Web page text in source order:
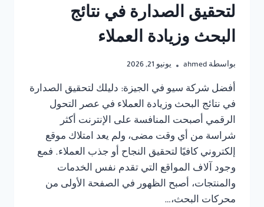
لتحقيق الصدارة في نتائج
البحث وزيادة العملاء
بواسطة ahmed يونيو 21, 2026
أفضل شركة سيو في الجيزة: دليلك لتحقيق الصدارة
في نتائج البحث وزيادة العملاء في عصر التحول
الرقمي أصبحت المنافسة على الإنترنت أكثر
شراسة من أي وقت مضى، ولم يعد امتلاك موقع
إلكتروني كافيًا لتحقيق النجاح أو جذب العملاء. فمع
وجود آلاف المواقع التي تقدم نفس الخدمات
والمنتجات، أصبح الظهور في الصفحة الأولى من
محركات البحث،…